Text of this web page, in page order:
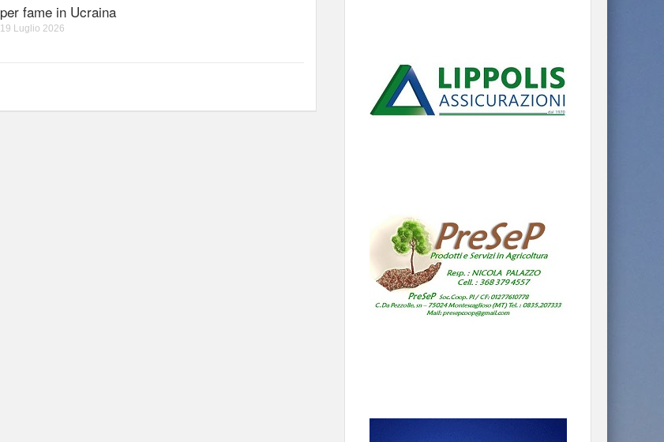
per fame in Ucraina
19 Luglio 2026